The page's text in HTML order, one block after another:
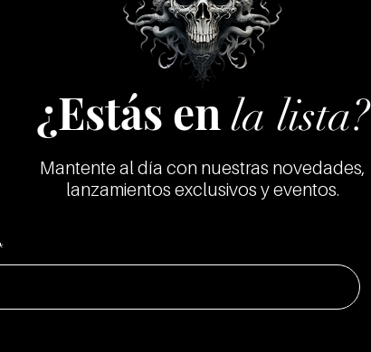
¿Estás en la lista?
Mantente al día con nuestras novedades,
lanzamientos exclusivos y eventos.